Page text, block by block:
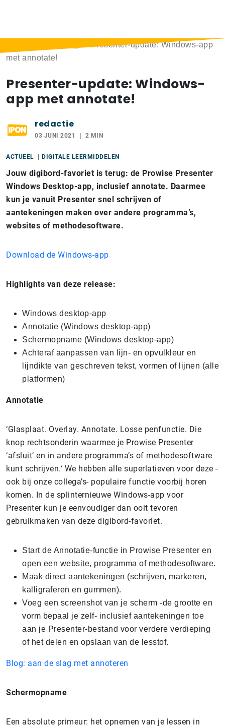
Presenter-update: Windows-app
met annotate!
Presenter-update: Windows-
app met annotate!
redactie
03 JUNI 2021 2 MIN
ACTUEEL DIGITALE LEERMIDDELEN
Jouw digibord-favoriet is terug: de Prowise Presenter
Windows Desktop-app, inclusief annotate. Daarmee
kun je vanuit Presenter snel schrijven of
aantekeningen maken over andere programma’s,
websites of methodesoftware.
Download de Windows-app
Highlights van deze release:
Windows desktop-app
Annotatie (Windows desktop-app)
Schermopname (Windows desktop-app)
Achteraf aanpassen van lijn- en opvulkleur en
lijndikte van geschreven tekst, vormen of lijnen (alle
platformen)
Annotatie
‘Glasplaat. Overlay. Annotate. Losse penfunctie. Die
knop rechtsonderin waarmee je Prowise Presenter
‘afsluit’ en in andere programma’s of methodesoftware
kunt schrijven.‘ We hebben alle superlatieven voor deze -
ook bij onze collega’s- populaire functie voorbij horen
komen. In de splinternieuwe Windows-app voor
Presenter kun je eenvoudiger dan ooit tevoren
gebruikmaken van deze digibord-favoriet.
Start de Annotatie-functie in Prowise Presenter en
open een website, programma of methodesoftware.
Maak direct aantekeningen (schrijven, markeren,
kalligraferen en gummen).
Voeg een screenshot van je scherm -de grootte en
vorm bepaal je zelf- inclusief aantekeningen toe
aan je Presenter-bestand voor verdere verdieping
of het delen en opslaan van de lesstof.
Blog: aan de slag met annoteren
Schermopname
Een absolute primeur: het opnemen van je lessen in